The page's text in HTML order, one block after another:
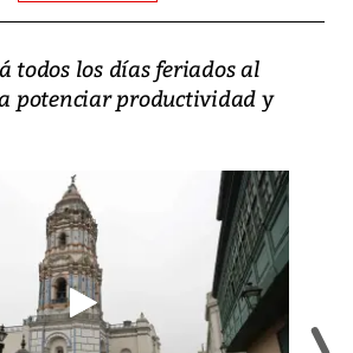
todos los días feriados al
potenciar productividad y